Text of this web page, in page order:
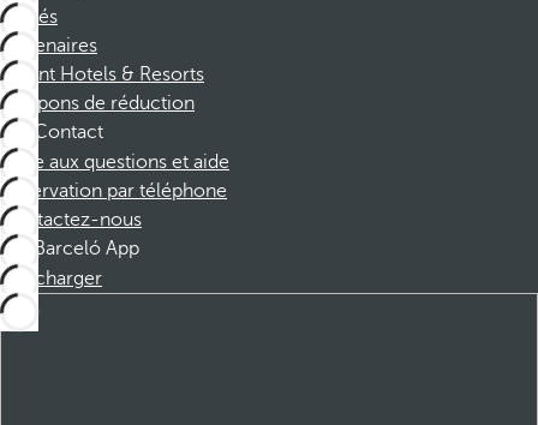
Affiliés
Partenaires
Dorint Hotels & Resorts
Coupons de réduction
Contact
Foire aux questions et aide
Réservation par téléphone
Contactez-nous
Barceló App
Télécharger